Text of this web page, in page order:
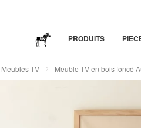
: L'art de trouver la beauté dans la
PRODUITS
Meubles TV Meuble TV en bois foncé